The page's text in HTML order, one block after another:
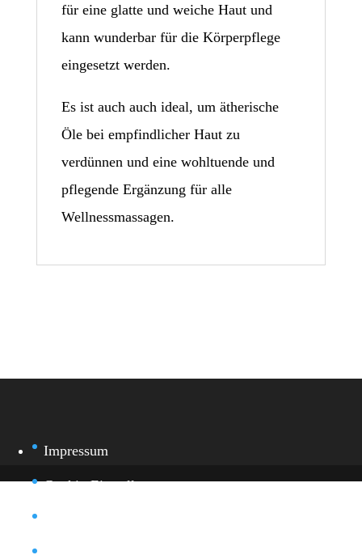
für eine glatte und weiche Haut und
kann wunderbar für die Körperpflege
eingesetzt werden.
Es ist auch auch ideal, um ätherische
Öle bei empfindlicher Haut zu
verdünnen und eine wohltuende und
pflegende Ergänzung für alle
Wellnessmassagen.
Impressum
Cookie-Einstellung